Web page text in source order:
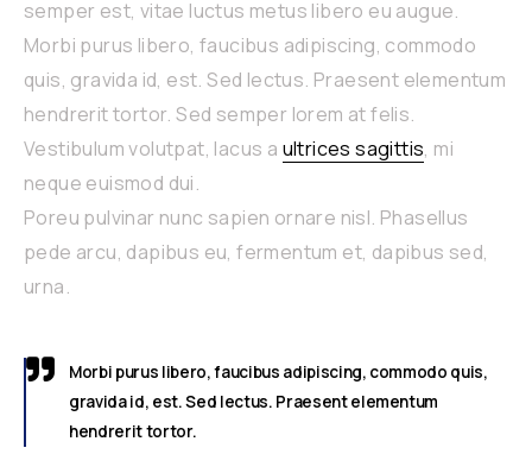
semper est, vitae luctus metus libero eu augue.
Morbi purus libero, faucibus adipiscing, commodo
quis, gravida id, est. Sed lectus. Praesent elementum
hendrerit tortor. Sed semper lorem at felis.
Vestibulum volutpat, lacus a ultrices sagittis, mi
neque euismod dui.
Poreu pulvinar nunc sapien ornare nisl. Phasellus
pede arcu, dapibus eu, fermentum et, dapibus sed,
urna.
Morbi purus libero, faucibus adipiscing, commodo quis,
gravida id, est. Sed lectus. Praesent elementum
hendrerit tortor.